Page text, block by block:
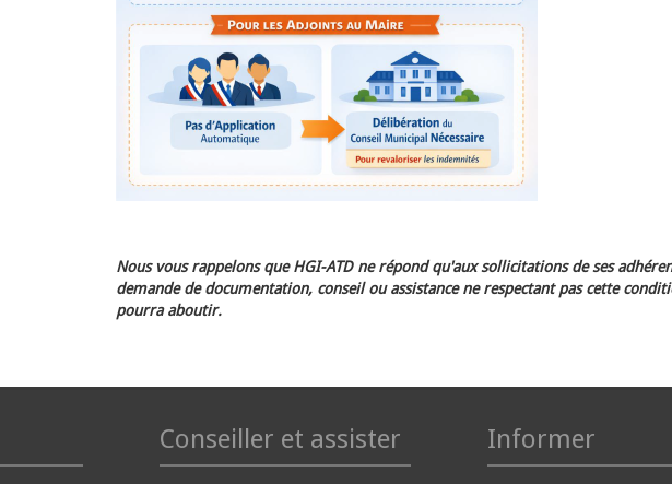
Nous vous rappelons que HGI-ATD ne répond qu'aux sollicitations de ses
demande de documentation, conseil ou assistance ne respectant pas cette
pourra aboutir.
Conseiller et assister Informer